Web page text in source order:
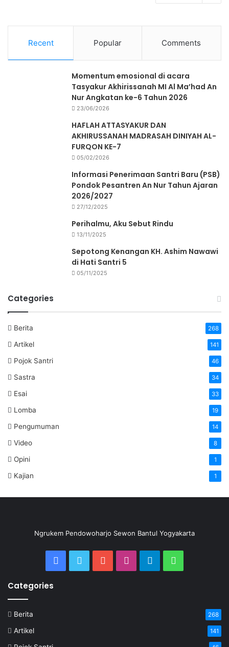
Recent Popular Comments
Momentum emosional di acara
Tasyakur Akhirissanah MI Al Ma’had An
Nur Angkatan ke-6 Tahun 2026
23/06/2026
HAFLAH ATTASYAKUR DAN
AKHIRUSSANAH MADRASAH DINIYAH AL-
FURQON KE-7
05/02/2026
Informasi Penerimaan Santri Baru (PSB)
Pondok Pesantren An Nur Tahun Ajaran
2026/2027
27/12/2025
Perihalmu, Aku Sebut Rindu
13/11/2025
Sepotong Kenangan KH. Ashim Nawawi
di Hati Santri 5
05/11/2025
Categories
Berita 268
Artikel 141
Pojok Santri 46
Sastra 34
Esai 33
Lomba 19
Pengumuman 14
Video 8
Opini 1
Kajian 1
Ngrukem Pendowoharjo Sewon Bantul Yogyakarta
Categories
Berita 268
Artikel 141